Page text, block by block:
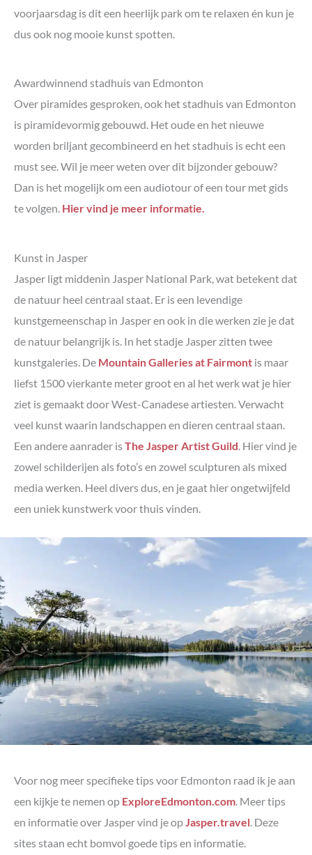
voorjaarsdag is dit een heerlijk park om te relaxen én kun je
dus ook nog mooie kunst spotten.
Awardwinnend stadhuis van Edmonton
Over piramides gesproken, ook het stadhuis van Edmonton
is piramidevormig gebouwd. Het oude en het nieuwe
worden briljant gecombineerd en het stadhuis is echt een
must see. Wil je meer weten over dit bijzonder gebouw?
Dan is het mogelijk om een audiotour of een tour met gids
te volgen. Hier vind je meer informatie.
Kunst in Jasper
Jasper ligt middenin Jasper National Park, wat betekent dat
de natuur heel centraal staat. Er is een levendige
kunstgemeenschap in Jasper en ook in die werken zie je dat
de natuur belangrijk is. In het stadje Jasper zitten twee
kunstgaleries. De Mountain Galleries at Fairmont is maar
liefst 1500 vierkante meter groot en al het werk wat je hier
ziet is gemaakt door West-Canadese artiesten. Verwacht
veel kunst waarin landschappen en dieren centraal staan.
Een andere aanrader isThe Jasper Artist Guild. Hier vind je
zowel schilderijen als foto’s en zowel sculpturen als mixed
media werken. Heel divers dus, en je gaat hier ongetwijfeld
een uniek kunstwerk voor thuis vinden.
Voor nog meer specifieke tips voor Edmonton raad ik je aan
een kijkje te nemen op ExploreEdmonton.com . Meer tips
en informatie over Jasper vind je op Jasper.travel . Deze
sites staan echt bomvol goede tips en informatie.